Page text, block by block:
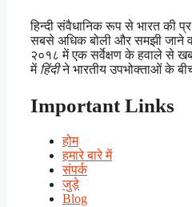
हिन्दी संवैधानिक रूप से भारत की
सबसे अधिक बोली और समझी जाने
२०१८ में एक सर्वेक्षण के हवाले से
में हिंदीने भारतीय उपभोक्ताओं के
Important Links
होम
हमारे बारे में
संपर्क
जुड़े
Blog